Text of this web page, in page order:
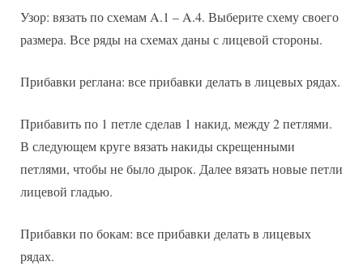
Узор: вязать по схемам A.1 – A.4. Выберите схему своего
размера. Все ряды на схемах даны с лицевой стороны.
Прибавки реглана: все прибавки делать в лицевых рядах.
Прибавить по 1 петле сделав 1 накид, между 2 петлями.
В следующем круге вязать накиды скрещенными
петлями, чтобы не было дырок. Далее вязать новые петли
лицевой гладью.
Прибавки по бокам: все прибавки делать в лицевых
рядах.